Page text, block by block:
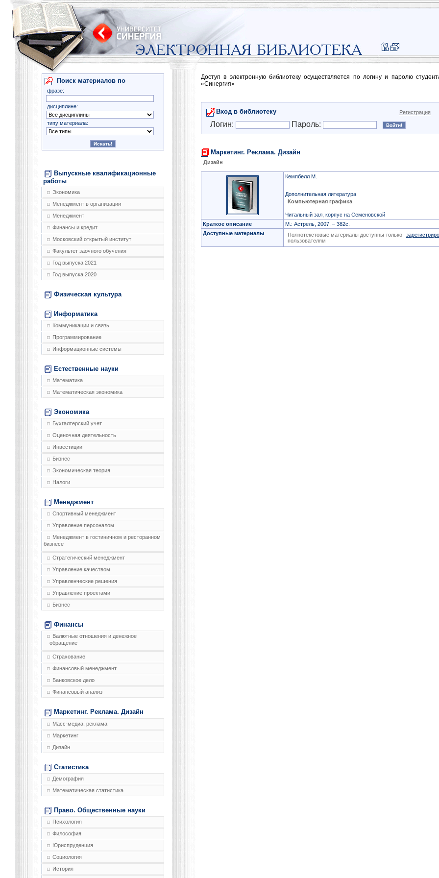
Поиск материалов по
фразе:
дисциплине:
типу материала:
Выпускные квалификационные
работы
Экономика
Менеджмент в организации
Менеджмент
Финансы и кредит
Московский открытый институт
Факультет заочного обучения
Год выпуска 2021
Год выпуска 2020
Физическая культура
Информатика
Коммуникации и связь
Программирование
Информационные системы
Естественные науки
Математика
Математическая экономика
Экономика
Бухгалтерский учет
Оценочная деятельность
Инвестиции
Бизнес
Экономическая теория
Налоги
Менеджмент
Спортивный менеджмент
Управление персоналом
Менеджмент в гостиничном и ресторанном
бизнесе
Стратегический менеджмент
Управление качеством
Управленческие решения
Управление проектами
Бизнес
Финансы
Валютные отношения и денежное
обращение
Страхование
Финансовый менеджмент
Банковское дело
Финансовый анализ
Маркетинг. Реклама. Дизайн
Масс-медиа, реклама
Маркетинг
Дизайн
Статистика
Демография
Математическая статистика
Право. Общественные науки
Психология
Философия
Юриспруденция
Социология
История
Доступ в электронную библиотеку осуществляется по логину и паролю
«Синергия»
Вход в библиотеку Регистрация
Логин: Пароль:
Маркетинг. Реклама. Дизайн
Дизайн
Кемпбелл М.
Дополнительная литература
Компьютерная графика
Читальный зал, корпус на Семеновской
Краткое описание
М.: Астрель, 2007. – 382с.
Доступные материалы
Полнотекстовые материалы доступны только
пользователям